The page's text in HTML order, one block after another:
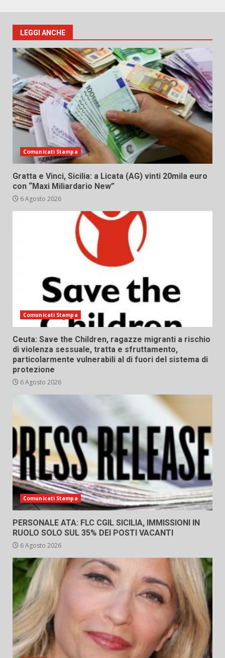
LEGGI ANCHE
Comunicati Stampa
Gratta e Vinci, Sicilia: a Licata (AG) vinti 20mila euro
con “Maxi Miliardario New”
6 Agosto 2026
Comunicati Stampa
Ceuta: Save the Children, ragazze migranti a rischio
di violenza sessuale, tratta e sfruttamento,
particolarmente vulnerabili al di fuori del sistema di
protezione
6 Agosto 2026
Comunicati Stampa
PERSONALE ATA: FLC CGIL SICILIA, IMMISSIONI IN
RUOLO SOLO SUL 35% DEI POSTI VACANTI
6 Agosto 2026